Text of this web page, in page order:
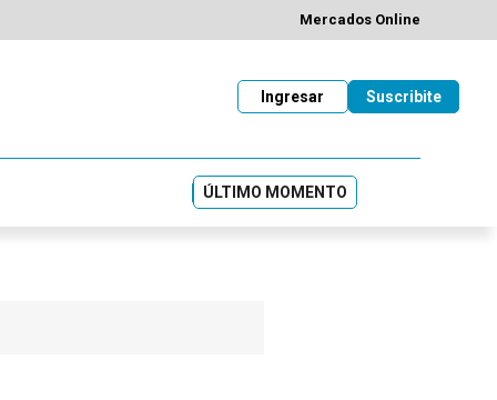
Mercados Online
Suscribite
Ingresar
ÚLTIMO MOMENTO